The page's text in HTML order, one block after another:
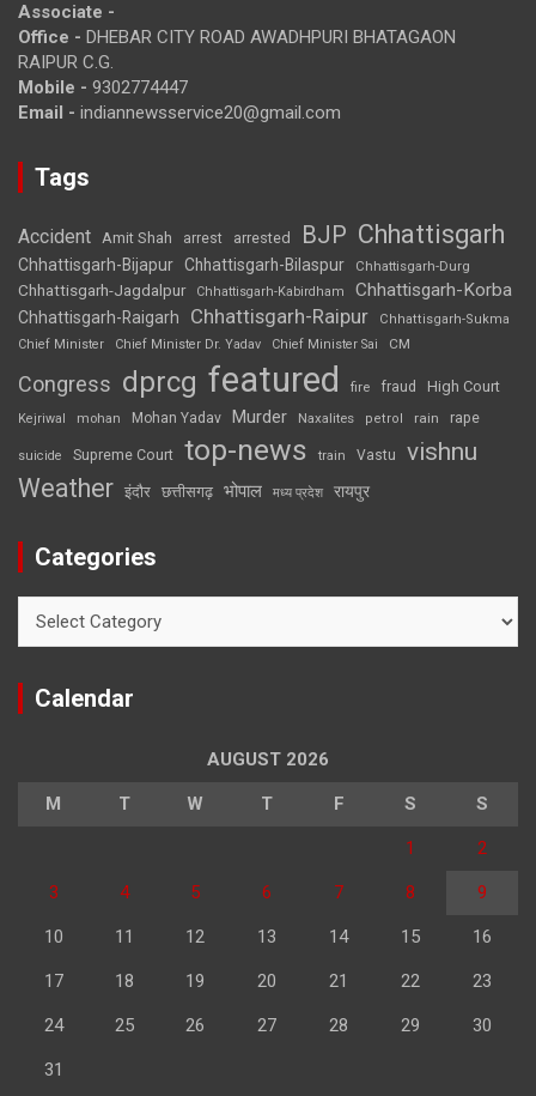
Associate -
Office - DHEBAR CITY ROAD AWADHPURI BHATAGAON
RAIPUR C.G.
Mobile - 9302774447
Email - indiannewsservice20@gmail.com
Tags
Accident Amit Shah arrest arrested BJP Chhattisgarh
Chhattisgarh-Bijapur Chhattisgarh-Bilaspur Chhattisgarh-Durg
Chhattisgarh-Jagdalpur Chhattisgarh-Kabirdham Chhattisgarh-Korba
Chhattisgarh-Raigarh Chhattisgarh-Raipur
Chhattisgarh-Sukma
Chief Minister
Chief Minister Dr. Yadav Chief Minister Sai CM
Congress dprcg featured fire fraud High Court
Kejriwal mohan Mohan Yadav Murder Naxalites petrol rain rape
suicide Supreme Court top-news train Vastu vishnu
Weather इंदौर छत्तीसगढ़ भोपाल मध्य प्रदेश रायपुर
Categories
Calendar
AUGUST 2026
M T W T F S S
1 2
3 4 5 6 7 8 9
10 11 12 13 14 15 16
17 18 19 20 21 22 23
24 25 26 27 28 29 30
31